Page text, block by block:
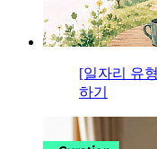
[일자리 유
하기